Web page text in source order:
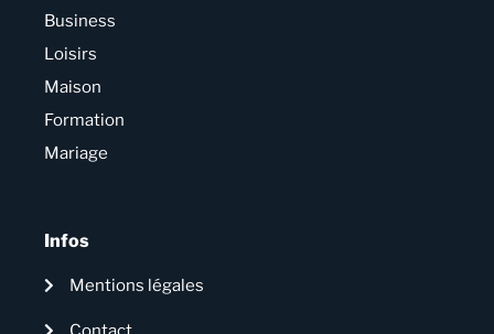
Business
Loisirs
Maison
Formation
Mariage
Infos
Mentions légales